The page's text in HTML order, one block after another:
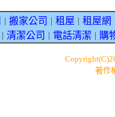
搬家公司 租屋 租屋網
清潔公司 電話清潔 購
著作